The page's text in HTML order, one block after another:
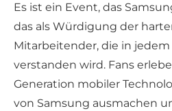
Es ist ein Event, das
das als Würdigung der
Mitarbeitender, die in
verstanden wird. Fans
Generation mobiler
von Samsung ausmachen